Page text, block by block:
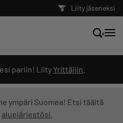
Liity jäseneksi
pariin! Liity Yrittäjiin
ympäri Suomea! Etsi täältä
aluejärjestösi
suoraan